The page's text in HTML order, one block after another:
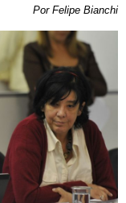
Por Felipe Bianchi